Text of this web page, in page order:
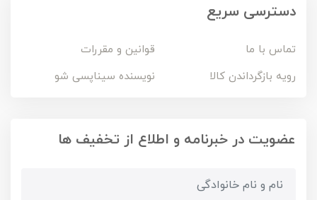
دسترسی سریع
تماس با ما
قوانین و مقررات
رویه بازگرداندن کالا
نویسنده سیناپسی شو
عضویت در خبرنامه و اطلاع از تخفیف ها